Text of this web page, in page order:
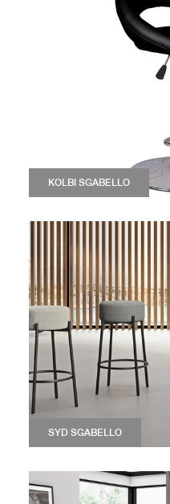
KOLBI SGABELLO
SYD SGABELLO